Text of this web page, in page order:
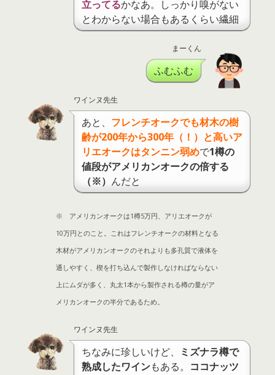
立ってるかなあ。しっかり嗅がない
とわからない場合もあるくらい繊細
まーくん
ふむふむ
ワインヌ先生
あと、 フレンチオークでも材木の樹
齢が200年から300年（！）と高いア
リエオークはタンニン弱めで1樽の
値段がアメリカンオークの倍する
（※） んだと
※ アメリカンオークは1樽5万円、アリエオークが
10万円とのこと 。これはフレンチオークの材料となる
木材がアメリカンオークのそれよりも多孔質で液体を
通しやすく、楔を打ち込んで製作しなければならない
上にムダが多く、丸太1本から製作される樽の量がア
メリカンオークの半分であるため。
ワインヌ先生
ちなみに珍しいけど、
ミズナラ樽で
熟成したワインもある。 ココナッツ